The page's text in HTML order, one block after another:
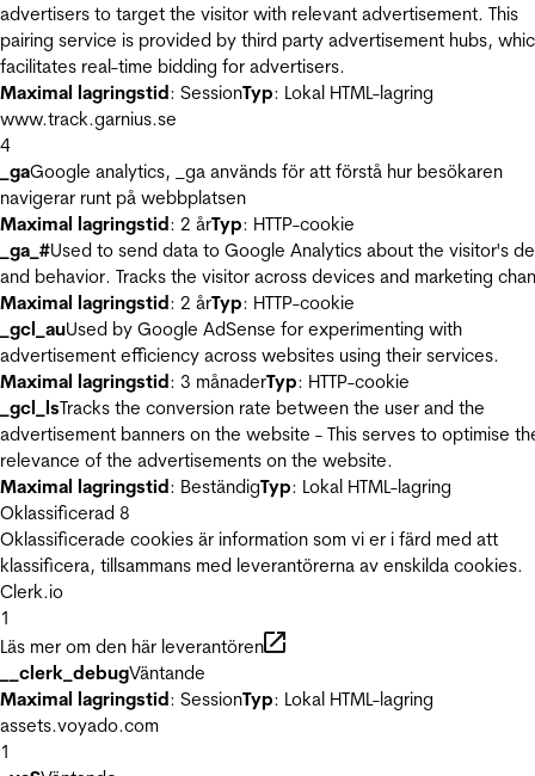
advertisers to target the visitor with relevant advertisement. This
pairing service is provided by third party advertisement hubs,
facilitates real-time bidding for advertisers.
Maximal lagringstid: SessionTyp: Lokal HTML-lagring
www.track.garnius.se
4
_gaGoogle analytics, _ga används för att förstå hur besökaren
navigerar runt på webbplatsen
Maximal lagringstid: 2 årTyp: HTTP-cookie
_ga_#Used to send data to Google Analytics about the visitor's
and behavior. Tracks the visitor across devices and marketing
Maximal lagringstid: 2 årTyp: HTTP-cookie
_gcl_auUsed by Google AdSense for experimenting with
advertisement efficiency across websites using their services.
Maximal lagringstid: 3 månaderTyp: HTTP-cookie
_gcl_lsTracks the conversion rate between the user and the
advertisement banners on the website - This serves to optimise
relevance of the advertisements on the website.
Maximal lagringstid: BeständigTyp: Lokal HTML-lagring
Oklassificerad 8
Oklassificerade cookies är information som vi er i färd med att
klassificera, tillsammans med leverantörerna av enskilda cookies.
Clerk.io
1
Läs mer om den här leverantören
__clerk_debugVäntande
Maximal lagringstid: SessionTyp: Lokal HTML-lagring
assets.voyado.com
1